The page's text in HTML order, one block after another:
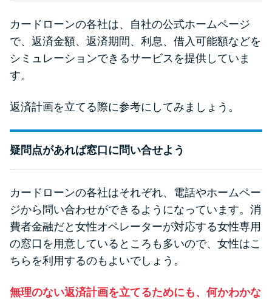
カードローンの各社は、自社の公式ホームページ
で、返済金額、返済期間、利息、借入可能額などを
シミュレーションできるサービスを提供していま
す。
返済計画を立てる際に参考にしてみましょう。
疑問点があれば窓口に問い合せよう
カードローンの各社はそれぞれ、電話やホームペー
ジから問い合わせができるようになっています。消
費者金融だと女性オペレーターが対応する女性専用
の窓口を用意しているところも多いので、女性はこ
ちらを利用するのもよいでしょう。
無理のない返済計画を立てるためにも、何かわかな